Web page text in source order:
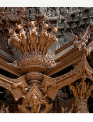
hasta el complejo